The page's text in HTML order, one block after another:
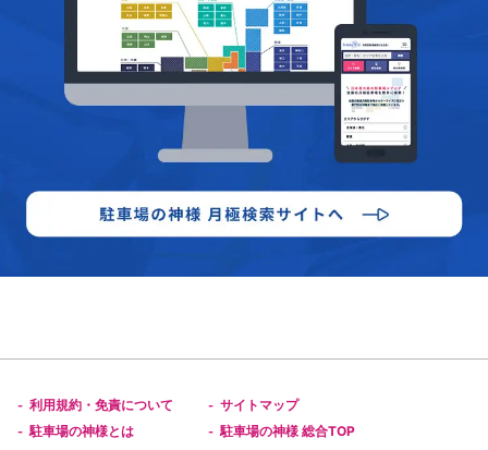
- 利用規約・免責について - サイトマップ
- 駐車場の神様とは - 駐車場の神様 総合TOP